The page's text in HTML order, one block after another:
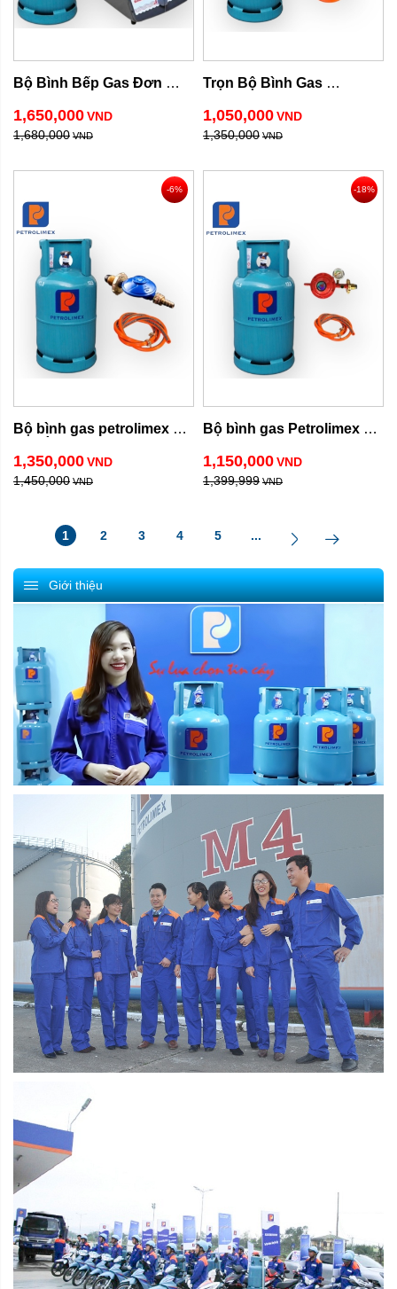
Bộ Bình Bếp Gas Đơn
1,650,000 VND
1,680,000 VND
Trọn Bộ Bình Gas
1,050,000 VND
1,350,000 VND
-6%
Bộ bình gas petrolimex
1,350,000 VND
1,450,000 VND
-18%
Bộ bình gas Petrolimex
1,150,000 VND
1,399,999 VND
1 2 3 4 5 ...
Giới thiệu